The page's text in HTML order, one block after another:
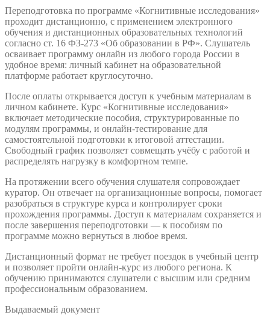
Переподготовка по программе «Когнитивные исследования»
проходит дистанционно, с применением электронного
обучения и дистанционных образовательных технологий
согласно ст. 16 ФЗ-273 «Об образовании в РФ». Слушатель
осваивает программу онлайн из любого города России в
удобное время: личный кабинет на образовательной
платформе работает круглосуточно.
После оплаты открывается доступ к учебным материалам в
личном кабинете. Курс «Когнитивные исследования»
включает методические пособия, структурированные по
модулям программы, и онлайн-тестирование для
самостоятельной подготовки к итоговой аттестации.
Свободный график позволяет совмещать учёбу с работой и
распределять нагрузку в комфортном темпе.
На протяжении всего обучения слушателя сопровождает
куратор. Он отвечает на организационные вопросы, помогает
разобраться в структуре курса и контролирует сроки
прохождения программы. Доступ к материалам сохраняется и
после завершения переподготовки — к пособиям по
программе можно вернуться в любое время.
Дистанционный формат не требует поездок в учебный центр
и позволяет пройти онлайн-курс из любого региона. К
обучению принимаются слушатели с высшим или средним
профессиональным образованием.
Выдаваемый документ